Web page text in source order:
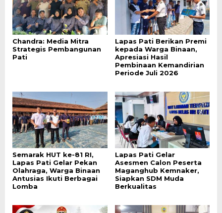
Chandra: Media Mitra
Strategis Pembangunan
Pati
Lapas Pati Berikan Premi
kepada Warga Binaan,
Apresiasi Hasil
Pembinaan Kemandirian
Periode Juli 2026
Semarak HUT ke-81 RI,
Lapas Pati Gelar Pekan
Olahraga, Warga Binaan
Antusias Ikuti Berbagai
Lomba
Lapas Pati Gelar
Asesmen Calon Peserta
Maganghub Kemnaker,
Siapkan SDM Muda
Berkualitas